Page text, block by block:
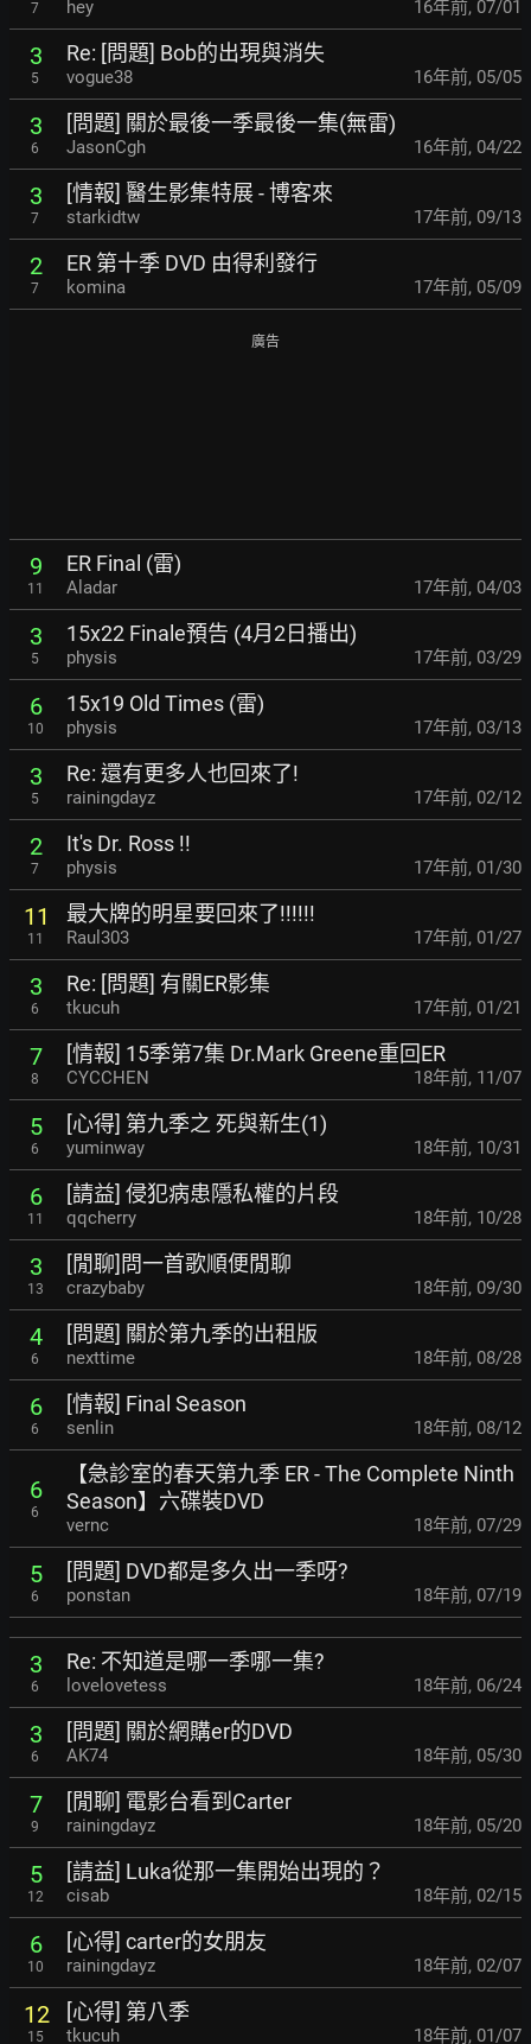
7 hey 16年前, 07/01
3
5
Re: [問題] Bob的出現與消失
vogue38 16年前, 05/05
3
6
[問題] 關於最後一季最後一集(無雷)
JasonCgh 16年前, 04/22
3
7
[情報] 醫生影集特展 - 博客來
starkidtw 17年前, 09/13
2
7
ER 第十季 DVD 由得利發行
komina 17年前, 05/09
廣告
9
11
ER Final (雷)
Aladar 17年前, 04/03
3
5
15x22 Finale預告 (4月2日播出)
physis 17年前, 03/29
6
10
15x19 Old Times (雷)
physis 17年前, 03/13
3
5
Re: 還有更多人也回來了!
rainingdayz 17年前, 02/12
2
7
It's Dr. Ross !!
physis 17年前, 01/30
11
11
最大牌的明星要回來了!!!!!!
Raul303 17年前, 01/27
3
6
Re: [問題] 有關ER影集
tkucuh 17年前, 01/21
7
8
[情報] 15季第7集 Dr.Mark Greene重回ER
CYCCHEN 18年前, 11/07
5
6
[心得] 第九季之 死與新生(1)
yuminway 18年前, 10/31
6
11
[請益] 侵犯病患隱私權的片段
qqcherry 18年前, 10/28
3
13
[閒聊]問一首歌順便閒聊
crazybaby 18年前, 09/30
4
6
[問題] 關於第九季的出租版
nexttime 18年前, 08/28
6
6
[情報] Final Season
senlin 18年前, 08/12
6
6
【急診室的春天第九季 ER - The Complete Ninth
Season】六碟裝DVD
vernc 18年前, 07/29
5
6
[問題] DVD都是多久出一季呀?
ponstan 18年前, 07/19
3
6
Re: 不知道是哪一季哪一集?
lovelovetess 18年前, 06/24
3
6
[問題] 關於網購er的DVD
AK74 18年前, 05/30
7
9
[閒聊] 電影台看到Carter
rainingdayz 18年前, 05/20
5
12
[請益] Luka從那一集開始出現的？
cisab 18年前, 02/15
6
10
[心得] carter的女朋友
rainingdayz 18年前, 02/07
12
15
[心得] 第八季
tkucuh 18年前, 01/07